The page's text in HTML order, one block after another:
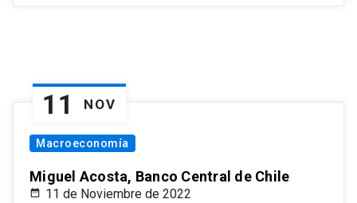
11 NOV
Macroeconomía
Miguel Acosta, Banco Central de Chile
11 de Noviembre de 2022